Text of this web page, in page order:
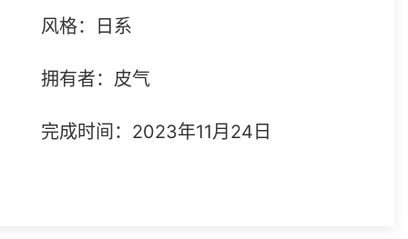
风格：日系
拥有者：皮气
完成时间：2023年11月24日